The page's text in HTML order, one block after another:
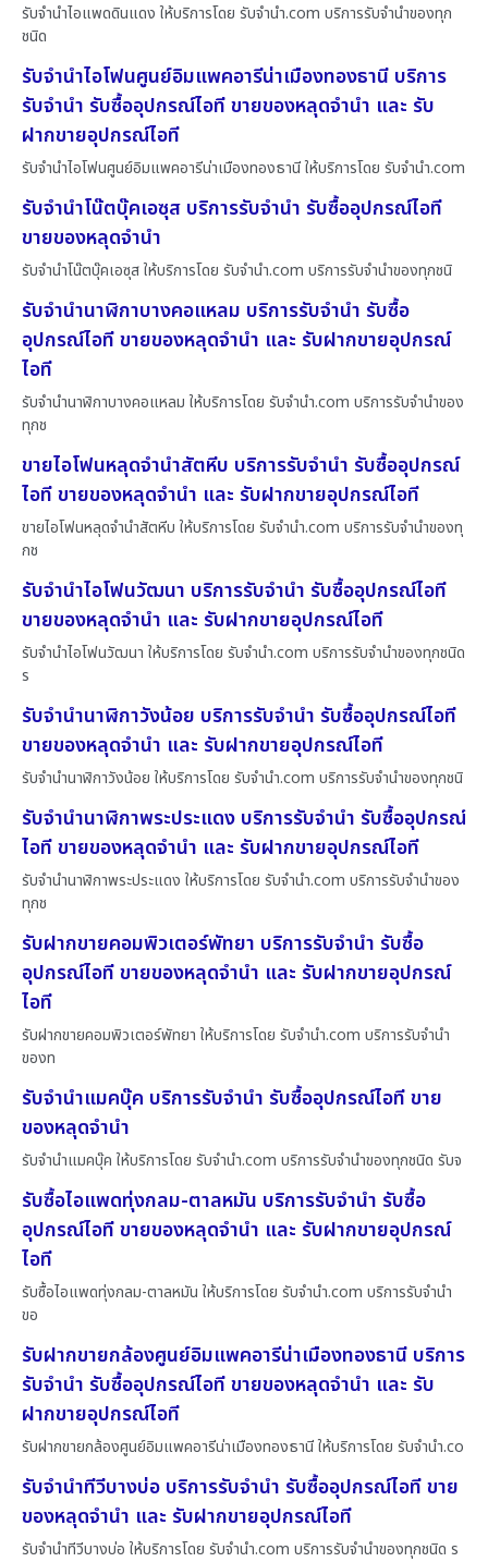
รับจำนำไอแพดดินแดง ให้บริการโดย รับจํานํา.com บริการรับจำนำของทุก
ชนิด
รับจำนำไอโฟนศูนย์อิมแพคอารีน่าเมืองทองธานี บริการ
รับจำนำ รับซื้ออุปกรณ์ไอที ขายของหลุดจำนำ และ รับ
ฝากขายอุปกรณ์ไอที
รับจำนำไอโฟนศูนย์อิมแพคอารีน่าเมืองทองธานี ให้บริการโดย รับจํานํา.com
รับจำนำโน๊ตบุ๊คเอซุส บริการรับจำนำ รับซื้ออุปกรณ์ไอที
ขายของหลุดจำนำ
รับจำนำโน๊ตบุ๊คเอซุส ให้บริการโดย รับจํานํา.com บริการรับจำนำของทุกชนิ
รับจำนำนาฬิกาบางคอแหลม บริการรับจำนำ รับซื้อ
อุปกรณ์ไอที ขายของหลุดจำนำ และ รับฝากขายอุปกรณ์
ไอที
รับจำนำนาฬิกาบางคอแหลม ให้บริการโดย รับจํานํา.com บริการรับจำนำของ
ทุกช
ขายไอโฟนหลุดจำนำสัตหีบ บริการรับจำนำ รับซื้ออุปกรณ์
ไอที ขายของหลุดจำนำ และ รับฝากขายอุปกรณ์ไอที
ขายไอโฟนหลุดจำนำสัตหีบ ให้บริการโดย รับจํานํา.com บริการรับจำนำของทุ
กช
รับจำนำไอโฟนวัฒนา บริการรับจำนำ รับซื้ออุปกรณ์ไอที
ขายของหลุดจำนำ และ รับฝากขายอุปกรณ์ไอที
รับจำนำไอโฟนวัฒนา ให้บริการโดย รับจํานํา.com บริการรับจำนำของทุกชนิด
ร
รับจำนำนาฬิกาวังน้อย บริการรับจำนำ รับซื้ออุปกรณ์ไอที
ขายของหลุดจำนำ และ รับฝากขายอุปกรณ์ไอที
รับจำนำนาฬิกาวังน้อย ให้บริการโดย รับจํานํา.com บริการรับจำนำของทุกชนิ
รับจำนำนาฬิกาพระประแดง บริการรับจำนำ รับซื้ออุปกรณ์
ไอที ขายของหลุดจำนำ และ รับฝากขายอุปกรณ์ไอที
รับจำนำนาฬิกาพระประแดง ให้บริการโดย รับจํานํา.com บริการรับจำนำของ
ทุกช
รับฝากขายคอมพิวเตอร์พัทยา บริการรับจำนำ รับซื้อ
อุปกรณ์ไอที ขายของหลุดจำนำ และ รับฝากขายอุปกรณ์
ไอที
รับฝากขายคอมพิวเตอร์พัทยา ให้บริการโดย รับจํานํา.com บริการรับจำนำ
ของท
รับจำนำแมคบุ๊ค บริการรับจำนำ รับซื้ออุปกรณ์ไอที ขาย
ของหลุดจำนำ
รับจำนำแมคบุ๊ค ให้บริการโดย รับจํานํา.com บริการรับจำนำของทุกชนิด รับจ
รับซื้อไอแพดทุ่งกลม-ตาลหมัน บริการรับจำนำ รับซื้อ
อุปกรณ์ไอที ขายของหลุดจำนำ และ รับฝากขายอุปกรณ์
ไอที
รับซื้อไอแพดทุ่งกลม-ตาลหมัน ให้บริการโดย รับจํานํา.com บริการรับจำนำ
ขอ
รับฝากขายกล้องศูนย์อิมแพคอารีน่าเมืองทองธานี บริการ
รับจำนำ รับซื้ออุปกรณ์ไอที ขายของหลุดจำนำ และ รับ
ฝากขายอุปกรณ์ไอที
รับฝากขายกล้องศูนย์อิมแพคอารีน่าเมืองทองธานี ให้บริการโดย รับจํานํา.co
รับจำนำทีวีบางบ่อ บริการรับจำนำ รับซื้ออุปกรณ์ไอที ขาย
ของหลุดจำนำ และ รับฝากขายอุปกรณ์ไอที
รับจำนำทีวีบางบ่อ ให้บริการโดย รับจํานํา.com บริการรับจำนำของทุกชนิด ร